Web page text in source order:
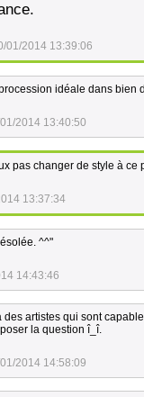
01/2014 13:39:06
idéale dans bien
2014 13:40:50
pas changer de style à ce
13:37:34
^^"
14:43:46
des artistes qui sont
la question î_î.
2014 14:58:09